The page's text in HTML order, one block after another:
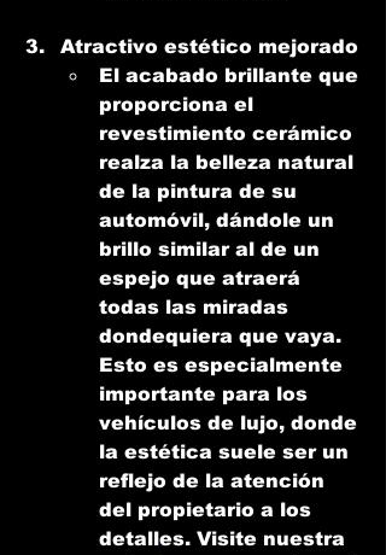
Atractivo estético mejorado
El acabado brillante que
proporciona el
revestimiento cerámico
realza la belleza natural
de la pintura de su
automóvil, dándole un
brillo similar al de un
espejo que atraerá
todas las miradas
dondequiera que vaya.
Esto es especialmente
importante para los
vehículos de lujo, donde
la estética suele ser un
reflejo de la atención
del propietario a los
detalles. Visite nuestra